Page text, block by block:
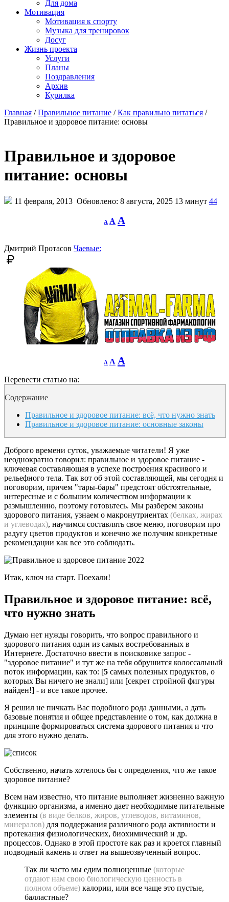
Для дома
Мотивация
Мотивация к спорту
Музыка для тренировок
Досуг
Жизнь проекта
Услуги
Планы
Поздравления
Архив
Курилка
Главная / Правильное питание / Как правильно питаться /
Правильное и здоровое питание: основы
Правильное и здоровое
питание: основы
11 февраля, 2013 Обновлено: 8 августа, 2025 13 минут 44
A
Decrease
font
A Reset
font
A
Дмитрий Протасов Чаевые:
A
Decrease
font
A Reset
font
A
size.
Перевести статью на:
Содержание
Правильное и здоровое питание: всё, что нужно знать
Правильное и здоровое питание: основные законы
Доброго времени суток, уважаемые читатели! Я уже
неоднократно говорил: правильное и здоровое питание -
ключевая составляющая в успехе построения красивого и
рельефного тела. Так вот об этой составляющей, мы сегодня и
поговорим, причем "тары-бары" предстоят обстоятельные,
интересные и с большим количеством информации к
размышлению, поэтому готовьтесь. Мы разберем законы
здорового питания, узнаем о макронутриентах (белках, жирах
и углеводах), научимся составлять свое меню, поговорим про
радугу цветов продуктов и конечно же получим конкретные
рекомендации как все это соблюдать.
Итак, ключ на старт. Поехали!
Правильное и здоровое питание: всё,
что нужно знать
Думаю нет нужды говорить, что вопрос правильного и
здорового питания один из самых востребованных в
Интернете. Достаточно ввести в поисковике запрос -
"здоровое питание" и тут же на тебя обрушится колоссальный
поток информации, как то: [5 самых полезных продуктов, о
которых Вы ничего не знали] или [секрет стройной фигуры
найден!] - и все такое прочее.
Я решил не пичкать Вас подобного рода данными, а дать
базовые понятия и общее представление о том, как должна в
принципе формироваться система здорового питания и что
для этого нужно делать.
Собственно, начать хотелось бы с определения, что же такое
здоровое питание?
Всем нам известно, что питание выполняет жизненно важную
функцию организма, а именно дает необходимые питательные
элементы (в виде белков, жиров, углеводов, витаминов,
минералов) для поддержания различного рода активности и
протекания физиологических, биохимический и др.
процессов. Однако в этой простоте как раз и кроется главный
подводный камень и ответ на вышеозвученный вопрос.
Так ли часто мы едим полноценные (которые
отдают нам свою биологическую ценность в
полном объеме) калории, или все чаще это пустые,
балластные?